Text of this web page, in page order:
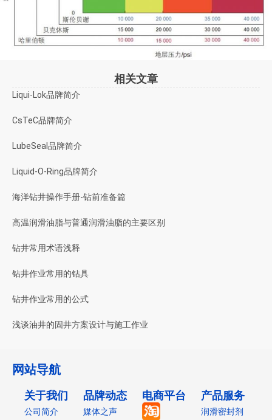
相关文章
Liqui-Lok品牌简介
CsTeC品牌简介
LubeSeal品牌简介
Liquid-O-Ring品牌简介
海洋钻井操作手册-钻前准备篇
高温润滑油脂与普通润滑油脂的主要区别
钻井常用术语浅释
钻井作业常用的钻具
钻井作业常用的公式
浅谈油井的固井方案设计与施工作业
网站导航
关于我们
公司简介
品牌动态
媒体之声
电商平台 产品服务
润滑密封剂